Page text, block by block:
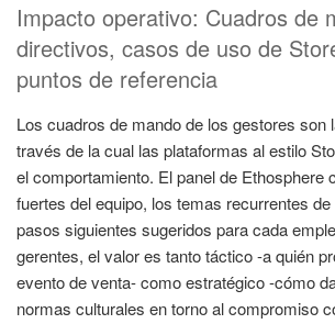
Impacto operativo: Cuadros de
directivos, casos de uso de
puntos de referencia
Los cuadros de mando de los gestores son
través de la cual las plataformas al estilo
el comportamiento. El panel de Ethosphere
fuertes del equipo, los temas recurrentes
pasos siguientes sugeridos para cada
gerentes, el valor es tanto táctico -a quién
evento de venta- como estratégico -cómo
normas culturales en torno al compromiso